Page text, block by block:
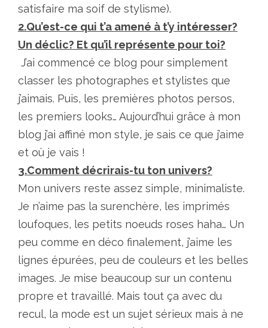
satisfaire ma soif de stylisme).
2.Qu’est-ce qui t’a amené à t’y intéresser?
Un déclic? Et qu’il représente pour toi?
J’ai commencé ce blog pour simplement
classer les photographes et stylistes que
j’aimais. Puis, les premières photos persos,
les premiers looks… Aujourd’hui grâce à mon
blog j’ai affiné mon style, je sais ce que j’aime
et où je vais !
3.Comment décrirais-tu ton univers?
Mon univers reste assez simple, minimaliste.
Je n’aime pas la surenchère, les imprimés
loufoques, les petits noeuds roses haha… Un
peu comme en déco finalement, j’aime les
lignes épurées, peu de couleurs et les belles
images. Je mise beaucoup sur un contenu
propre et travaillé. Mais tout ça avec du
recul, la mode est un sujet sérieux mais à ne